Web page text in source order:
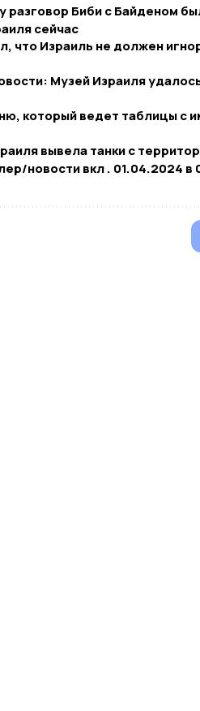
разговор Биби с Байденом
сейчас
что Израиль не должен
Музей Израиля
который ведет таблицы с
вывела танки с
новости вкл . 01.04.2024 в